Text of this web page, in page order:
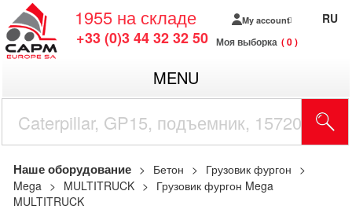
1955 на складе
+33 (0)3 44 32 32 50
My account
Моя выборка 0
RU
MENU
Наше оборудование Бетон
Грузовик фургон
Mega
MULTITRUCK
Грузовик фургон Mega
MULTITRUCK